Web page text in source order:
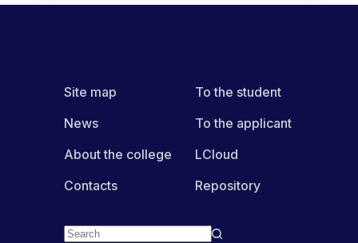
для
студентів
коледжу
Site map
News
About the college
Contacts
To the student
To the applicant
LCloud
Repository